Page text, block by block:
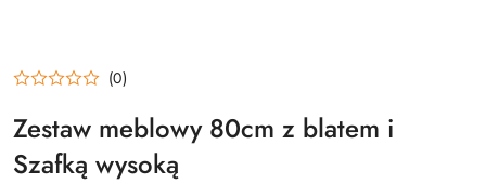
(0)
Zestaw meblowy 80cm z blatem i
Szafką wysoką